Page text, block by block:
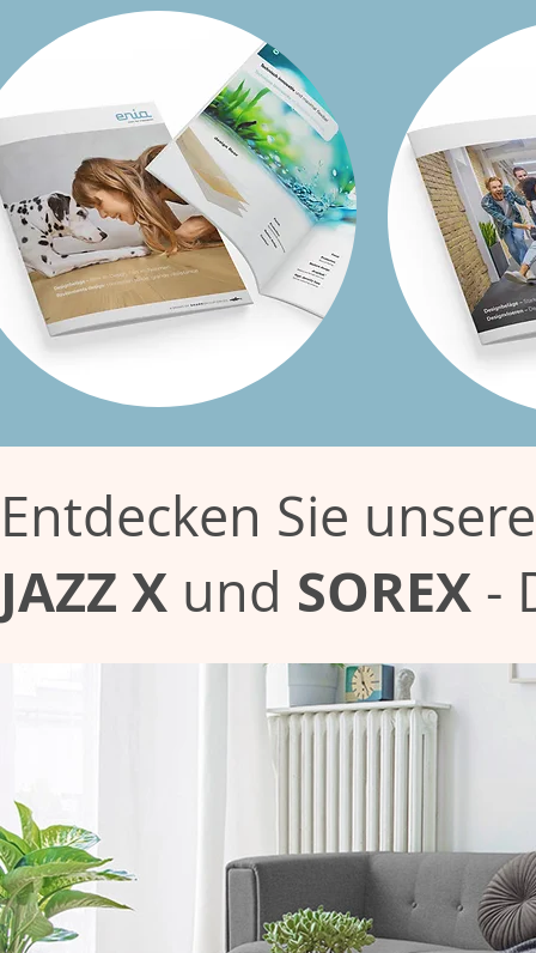
Entdecken Sie
JAZZ X und SOREX -